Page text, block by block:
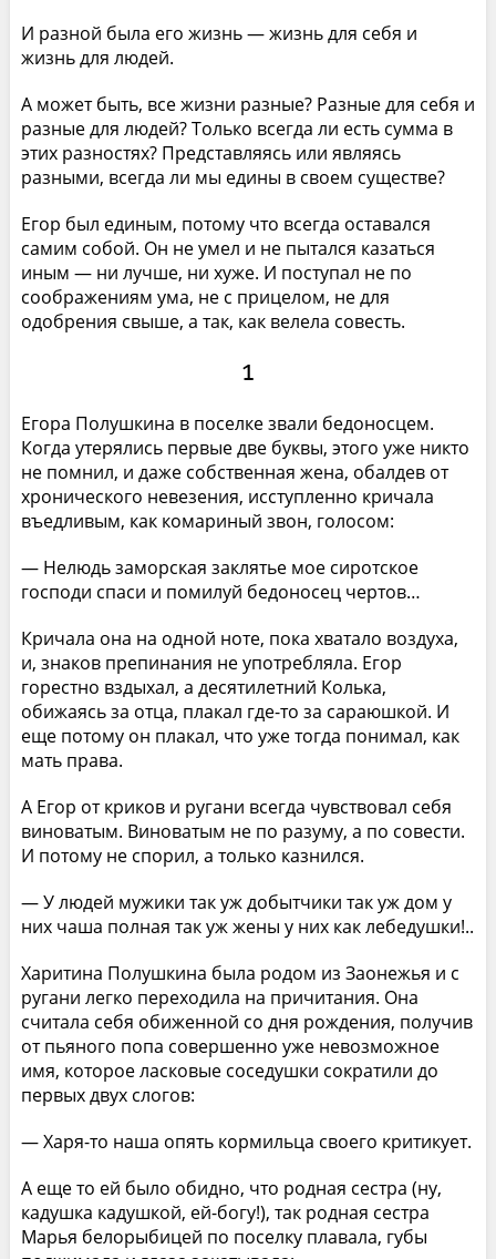
И разной была его жизнь — жизнь для себя и
жизнь для людей.
А может быть, все жизни разные? Разные для себя и
разные для людей? Только всегда ли есть сумма в
этих разностях? Представляясь или являясь
разными, всегда ли мы едины в своем существе?
Егор был единым, потому что всегда оставался
самим собой. Он не умел и не пытался казаться
иным — ни лучше, ни хуже. И поступал не по
соображениям ума, не с прицелом, не для
одобрения свыше, а так, как велела совесть.
1
Егора Полушкина в поселке звали бедоносцем.
Когда утерялись первые две буквы, этого уже никто
не помнил, и даже собственная жена, обалдев от
хронического невезения, исступленно кричала
въедливым, как комариный звон, голосом:
— Нелюдь заморская заклятье мое сиротское
господи спаси и помилуй бедоносец чертов…
Кричала она на одной ноте, пока хватало воздуха,
и, знаков препинания не употребляла. Егор
горестно вздыхал, а десятилетний Колька,
обижаясь за отца, плакал где-то за сараюшкой. И
еще потому он плакал, что уже тогда понимал, как
мать права.
А Егор от криков и ругани всегда чувствовал себя
виноватым. Виноватым не по разуму, а по совести.
И потому не спорил, а только казнился.
— У людей мужики так уж добытчики так уж дом у
них чаша полная так уж жены у них как лебедушки!..
Харитина Полушкина была родом из Заонежья и с
ругани легко переходила на причитания. Она
считала себя обиженной со дня рождения, получив
от пьяного попа совершенно уже невозможное
имя, которое ласковые соседушки сократили до
первых двух слогов:
— Харя-то наша опять кормильца своего критикует.
А еще то ей было обидно, что родная сестра (ну,
кадушка кадушкой, ей-богу!), так родная сестра
Марья белорыбицей по поселку плавала, губы